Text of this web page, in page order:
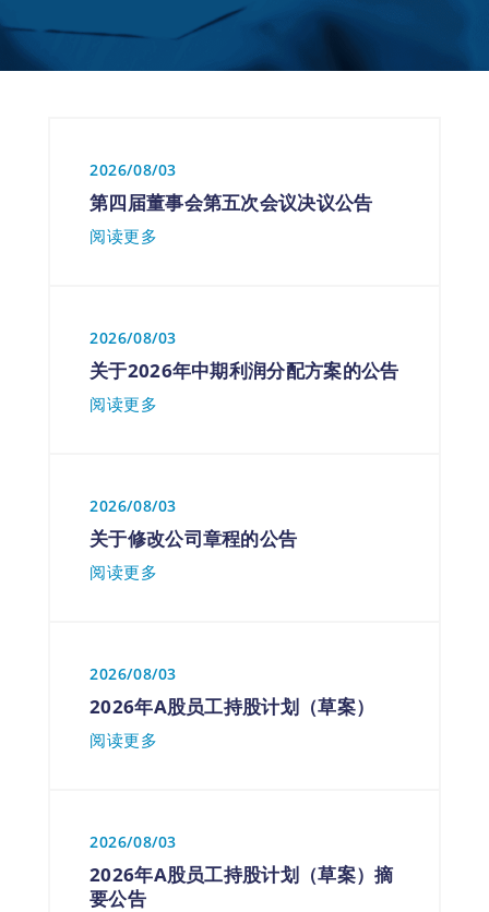
2026/08/03
第四届董事会第五次会议决议公告
阅读更多
2026/08/03
关于2026年中期利润分配方案的公告
阅读更多
2026/08/03
关于修改公司章程的公告
阅读更多
2026/08/03
2026年A股员工持股计划（草案）
阅读更多
2026/08/03
2026年A股员工持股计划（草案）摘
要公告